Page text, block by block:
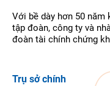
Với bề dày hơn 50 năm
tập đoàn, công ty và
đoàn tài chính chứng
Trụ sở chính